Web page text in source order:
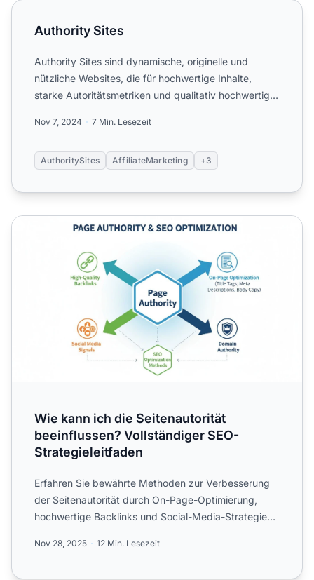
Authority Sites
Authority Sites
Authority Sites sind dynamische, originelle und
nützliche Websites, die für hochwertige Inhalte,
starke Autoritätsmetriken und qualitativ hochwertige
Nov 7, 2024 7 Min. Lesezeit
AuthoritySites AffiliateMarketing +3
Wie kann ich die Seitenautorität beeinflussen?
Wie kann ich die Seitenautorität
beeinflussen? Vollständiger SEO-
Strategieleitfaden
Erfahren Sie bewährte Methoden zur Verbesserung
der Seitenautorität durch On-Page-Optimierung,
hochwertige Backlinks und Social-Media-Strategien.
Nov 28, 2025 12 Min. Lesezeit